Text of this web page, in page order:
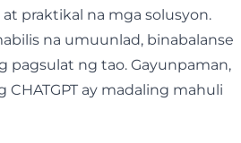
praktikal na mga solusyon.
na umuunlad, binabalanse
pagsulat ng tao. Gayunpaman,
ay madaling mahuli